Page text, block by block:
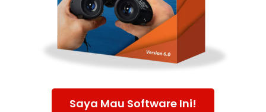
Saya Mau Software Ini!